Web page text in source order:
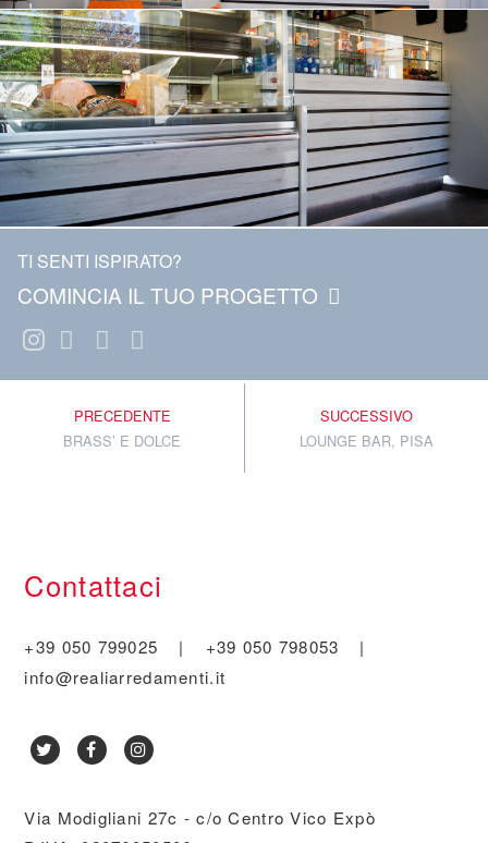
TI SENTI ISPIRATO?
COMINCIA IL TUO PROGETTO
PRECEDENTE
BRASS’ E DOLCE
SUCCESSIVO
LOUNGE BAR, PISA
Contattaci
+39 050 799025 | +39 050 798053
|
info@realiarredamenti.it
Via Modigliani 27c - c/o Centro Vico Expò